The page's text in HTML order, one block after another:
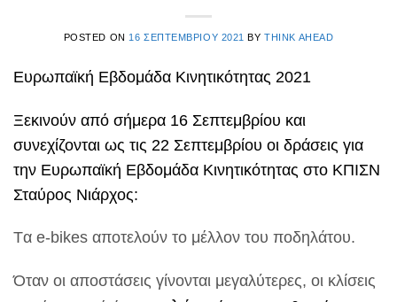
POSTED ON 16 ΣΕΠΤΕΜΒΡΊΟΥ 2021 BYTHINK AHEAD
Ευρωπαϊκή Εβδομάδα Κινητικότητας 2021
Ξεκινούν από σήμερα 16 Σεπτεμβρίου και
συνεχίζονται ως τις 22 Σεπτεμβρίου οι δράσεις για
την Ευρωπαϊκή Εβδομάδα Κινητικότητας στο ΚΠΙΣΝ
Σταύρος Νιάρχος:
Tα e-bikes αποτελούν το μέλλον του ποδηλάτου.
Όταν οι αποστάσεις γίνονται μεγαλύτερες, οι κλίσεις